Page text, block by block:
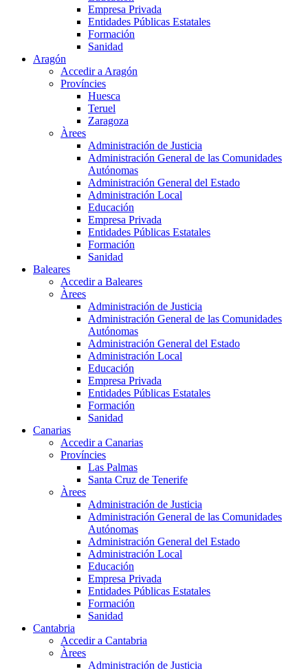
Empresa Privada
Entidades Públicas Estatales
Formación
Sanidad
Aragón
Accedir a Aragón
Províncies
Huesca
Teruel
Zaragoza
Àrees
Administración de Justicia
Administración General de las Comunidades
Autónomas
Administración General del Estado
Administración Local
Educación
Empresa Privada
Entidades Públicas Estatales
Formación
Sanidad
Baleares
Accedir a Baleares
Àrees
Administración de Justicia
Administración General de las Comunidades
Autónomas
Administración General del Estado
Administración Local
Educación
Empresa Privada
Entidades Públicas Estatales
Formación
Sanidad
Canarias
Accedir a Canarias
Províncies
Las Palmas
Santa Cruz de Tenerife
Àrees
Administración de Justicia
Administración General de las Comunidades
Autónomas
Administración General del Estado
Administración Local
Educación
Empresa Privada
Entidades Públicas Estatales
Formación
Sanidad
Cantabria
Accedir a Cantabria
Àrees
Administración de Justicia